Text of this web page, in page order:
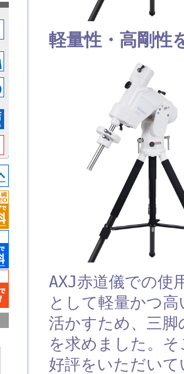
軽量性・高剛性
AXJ赤道儀での使
として軽量かつ
活かすため、三脚
を求めました。
好評をいただい